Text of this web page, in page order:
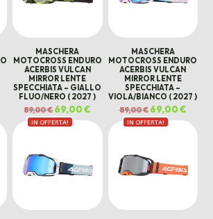
prezzo
69,00 €.
MASCHERA
MOTOCROSS ENDURO
ACERBIS VULCAN
MIRROR LENTE
SPECCHIATA – GIALLO
FLUO/NERO ( 2027 )
89,00€Il
prezzo
originale
era:
69,00€
attuale
69,00 €.
MASCHERA
MOTOCROSS ENDURO
ACERBIS VULCAN
MIRROR LENTE
SPECCHIATA –
VIOLA/BIANCO ( 2027 )
89,00€ Il
prezzo
originale
era:
69,00€Il
69,00
IN OFFERTA! IN OFFERTA!